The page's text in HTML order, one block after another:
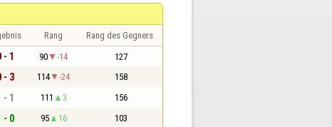
Rang Rang des Gegners
- 1 90 -14 127
- 3 114 -24 158
- 1 111 3 156
- 0 95 16 103